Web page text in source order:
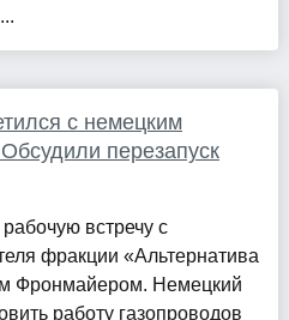
с немецким
перезапуск
встречу с
фракции «Альтернатива
Фронмайером. Немецкий
работу газопроводов